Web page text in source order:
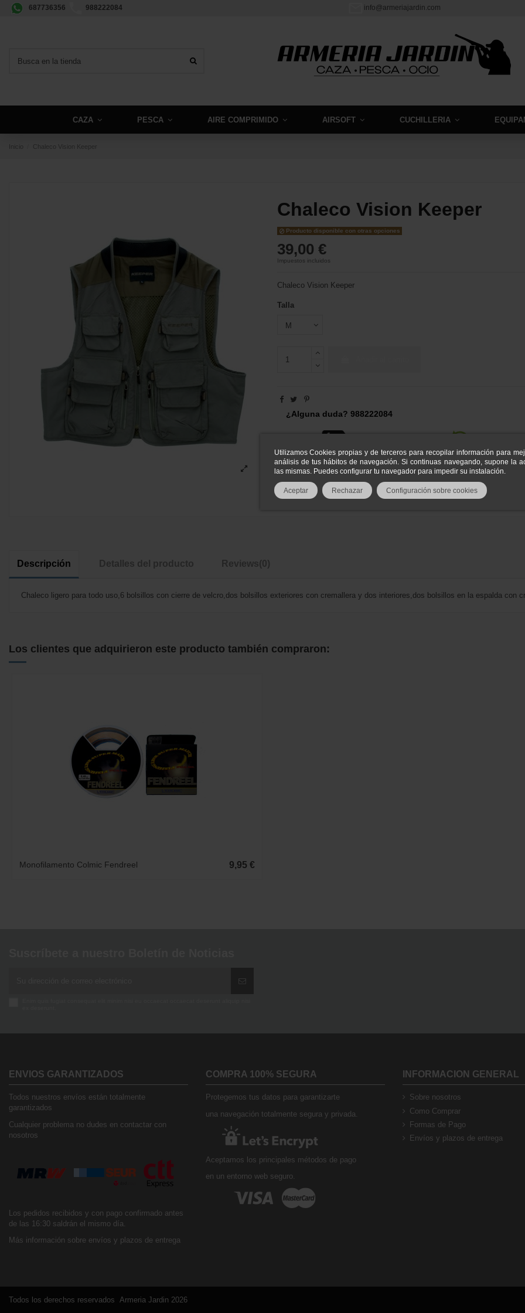
Utilizamos Cookies propias y de terceros para recopilar información para
análisis de tus hábitos de navegación. Si continuas navegando, supone la
las mismas. Puedes configurar tu navegador para impedir su instalación.
Aceptar Rechazar Configuración sobre cookies
687736356 988222084 info@armeriajardin.com
CAZA PESCA AIRE COMPRIMIDO AIRSOFT CUCHILLERIA
Inicio Chaleco Vision Keeper
Chaleco Vision Keeper
Producto disponible con otras opciones
39,00 €
Impuestos incluidos
Chaleco Vision Keeper
Talla
¿Alguna duda? 988222084
Descripción Detalles del producto Reviews(0)
Chaleco ligero para todo uso,6 bolsillos con cierre de velcro,dos bolsillos exteriores con cremallera y dos interiores,dos bolsillos en la espalda con
Los clientes que adquirieron este producto también compraron:
Monofilamento Colmic Fendreel 9,95 €
ENVIOS GARANTIZADOS
Todos nuestros envíos están totalmente
garantizados
Cualquier problema no dudes en contactar con
nosotros
Los pedidos recibidos y con pago confirmado antes
de las 16:30 saldrán el mismo día.
Más información sobre envíos y plazos de entrega
COMPRA 100% SEGURA
Protegemos tus datos para garantizarte
una navegación totalmente segura y privada.
Aceptamos los principales métodos de pago
en un entorno web seguro.
INFORMACION GENERAL
Sobre nosotros
Como Comprar
Formas de Pago
Envíos y plazos de entrega
Todos los derechos reservados Armeria Jardin 2026